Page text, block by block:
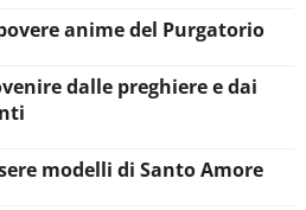
anime del Purgatorio
dalle preghiere e dai
modelli di Santo Amore